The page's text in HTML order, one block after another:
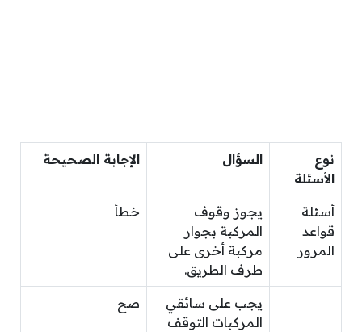
نوع
الأسئلة
السؤال الإجابة الصحيحة
أسئلة
قواعد
المرور
يجوز وقوف
المركبة بجوار
مركبة أخرى على
طرف الطريق.
خطأ
يجب على سائقي
المركبات التوقف
صح